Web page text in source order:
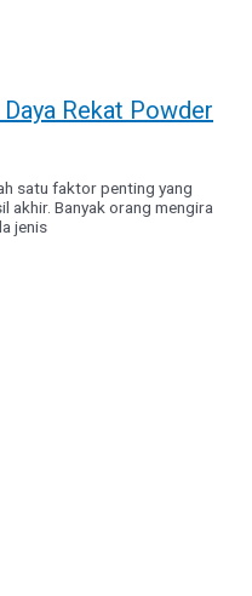
Rekat Powder
satu faktor penting yang
akhir. Banyak orang mengira
jenis